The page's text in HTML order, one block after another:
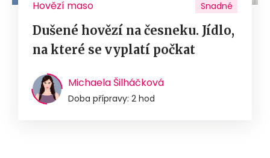
Hovězí maso Snadné
Dušené hovězí na česneku. Jídlo,
na které se vyplatí počkat
Michaela Šilháčková
Doba přípravy: 2 hod